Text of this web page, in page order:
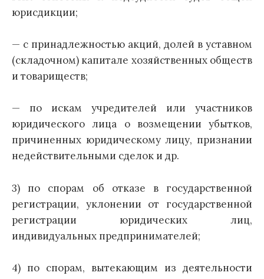
юрисдикции;
— с принадлежностью акций, долей в уставном
(складочном) капитале хозяйственных обществ
и товариществ;
— по искам учредителей или участников
юридического лица о возмещении убытков,
причиненных юридическому лицу, признании
недействительными сделок и др.
3) по спорам об отказе в государственной
регистрации, уклонении от государственной
регистрации юридических лиц,
индивидуальных предпринимателей;
4) по спорам, вытекающим из деятельности